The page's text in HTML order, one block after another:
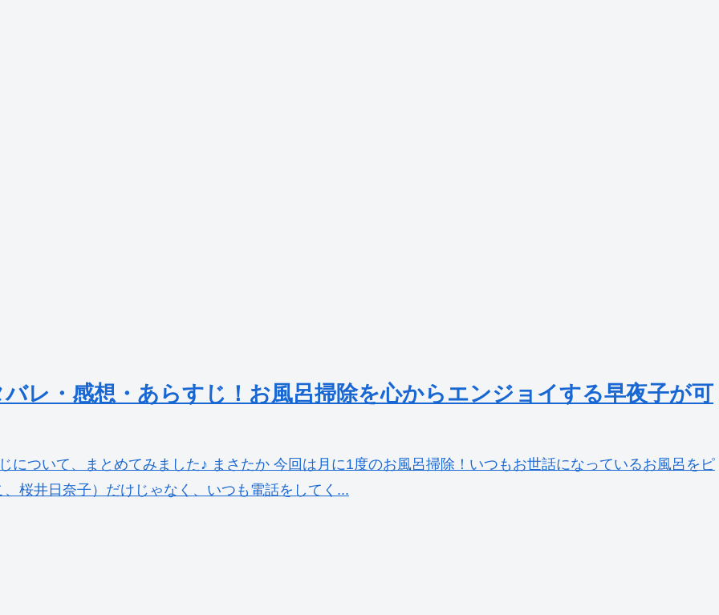
レ・感想・あらすじ！お風呂掃除を心からエンジョイする早夜子が可
について、まとめてみました♪ まさたか 今回は月に1度のお風呂掃除！いつもお世話になっているお風呂をピ
桜井日奈子）だけじゃなく、いつも電話をしてく...